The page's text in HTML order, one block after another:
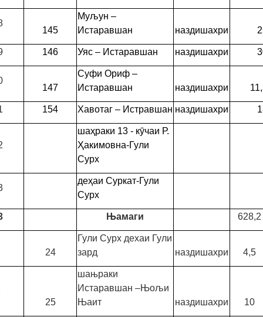
145
Муљун –
Истаравшан
наздишахри
146 Уяс – Истаравшан наздишахри
147
Суфи Ориф –
Истаравшан
наздишахри
154 Хавотаг – Истравшан наздишахри
шаҳраки 13 - кӯчаи Р.
Ҳакимовна-Гули
Сурх
деҳаи Суркат-Гули
Сурх
Њамаги 628,2
24
Гули Сурх дехаи Гули
зард
наздишахри 4,5
25
шањраки
Истаравшан –Њољи
Њаит
наздишахри 10